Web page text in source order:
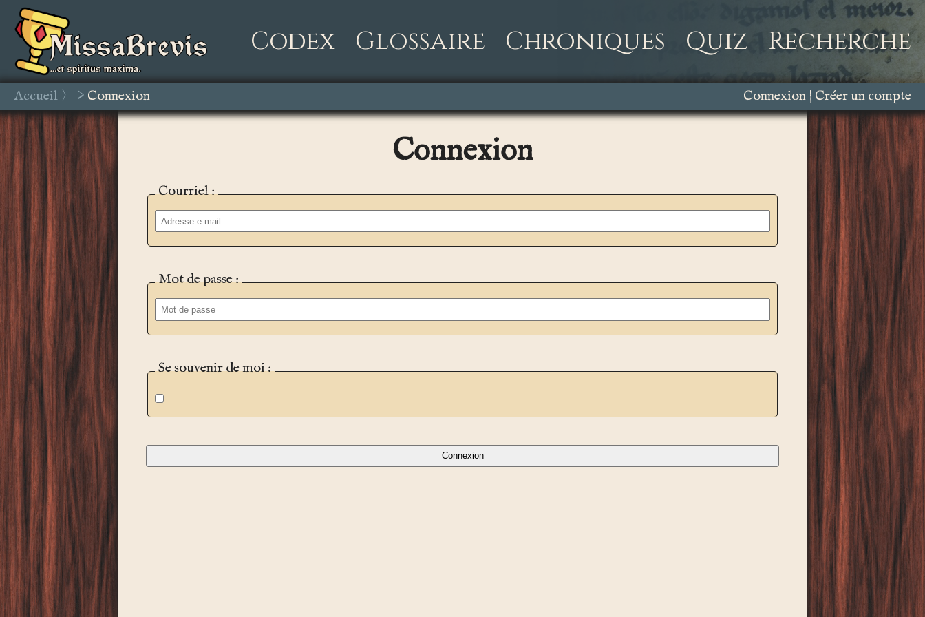
Codex Glossaire Chroniques Quiz Recherche
Accueil > Connexion Connexion Créer un compte
Connexion
Courriel :
Mot de passe :
Se souvenir de moi :